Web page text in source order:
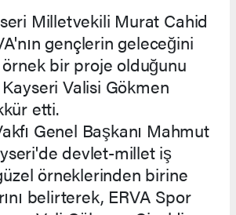
Milletvekili Murat Cahid
gençlerin geleceğini
bir proje olduğunu
Valisi Gökmen
etti.
Genel Başkanı Mahmut
devlet-millet iş
örneklerinden birine
belirterek, ERVA Spor